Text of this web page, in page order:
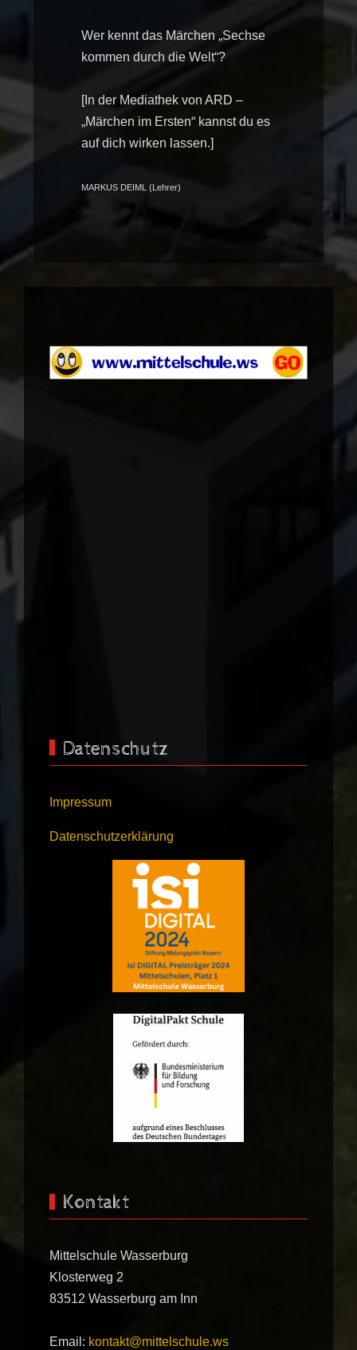
Wer kennt das Märchen „Sechse
kommen durch die Welt“?
[In der Mediathek von ARD –
„Märchen im Ersten“ kannst du es
auf dich wirken lassen.]
MARKUS DEIML (Lehrer)
Datenschutz
Impressum
Datenschutzerklärung
Kontakt
Mittelschule Wasserburg
Klosterweg 2
83512 Wasserburg am Inn
Email: kontakt@mittelschule.ws